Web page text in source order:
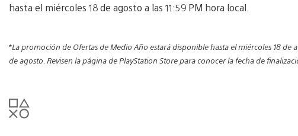
hasta el miércoles 18 de agosto a las 11:59 PM hora local.
*La promoción de Ofertas de Medio Año estará disponible hasta el miércoles 18
de agosto. Revisen la página de PlayStation Store para conocer la fecha de